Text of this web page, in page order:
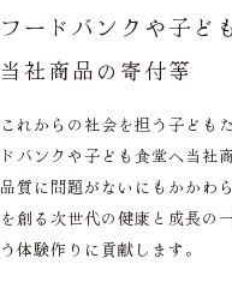
フードバンクや子ど
当社商品の寄付等
これからの社会を担う子ども
ドバンクや子ども食堂へ当社
品質に問題がないにもかかわ
を創る次世代の健康と成長の
う体験作りに貢献します。